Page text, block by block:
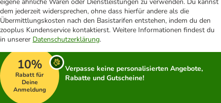
dem jederzeit widersprechen, ohne dass hierfür andere als die
Übermittlungskosten nach den Basistarifen entstehen, indem du den
zooplus Kundenservice kontaktierst. Weitere Informationen findest du
in unserer Datenschutzerklärung.
10%
Rabatt für
Deine
Anmeldung
Verpasse keine personalisierten Angebote,
Rabatte und Gutscheine!